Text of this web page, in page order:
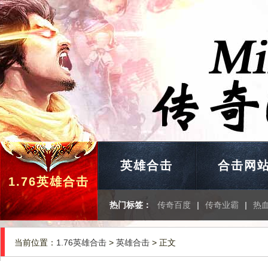
1.76英雄合击
英雄合击 合击网
热门标签： 传奇百度 | 传奇业霸 | 热
当前位置： 1.76英雄合击 > 英雄合击 > 正文